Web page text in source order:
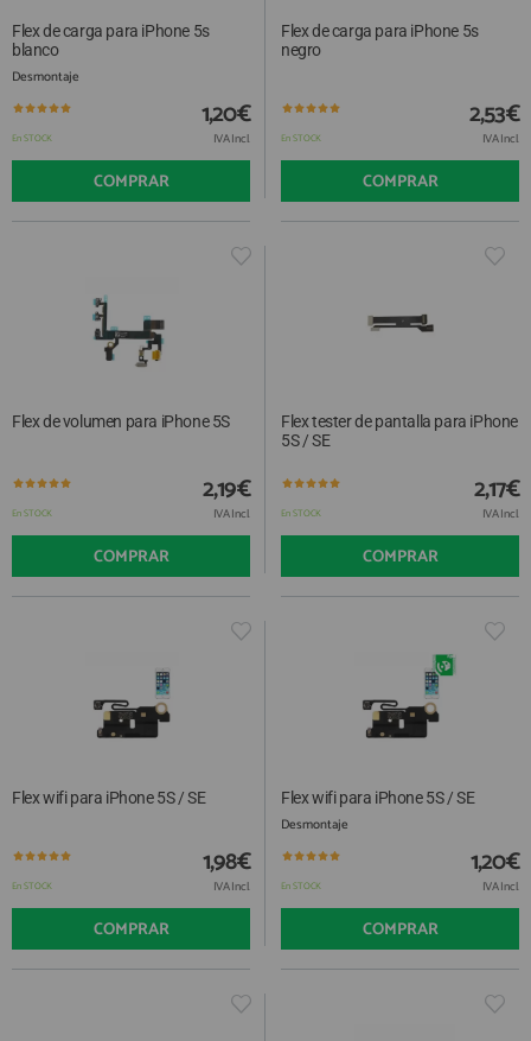
Flex de carga para iPhone 5s
blanco
Desmontaje
En STOCK
1,20€
IVA Incl.
COMPRAR
Flex de carga para iPhone 5s
negro
En STOCK
2,53€
IVA Incl.
COMPRAR
Flex de volumen para iPhone 5S
En STOCK
2,19€
IVA Incl.
COMPRAR
Flex tester de pantalla para iPhone
5S / SE
En STOCK
2,17€
IVA Incl.
COMPRAR
Flex wifi para iPhone 5S / SE
En STOCK
1,98€
IVA Incl.
COMPRAR
Flex wifi para iPhone 5S / SE
Desmontaje
En STOCK
1,20€
IVA Incl.
COMPRAR